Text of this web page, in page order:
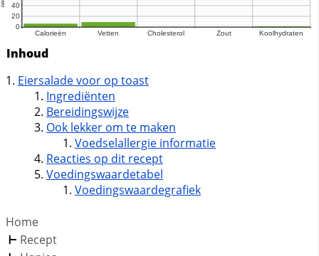
Inhoud
Eiersalade voor op toast
Ingrediënten
Bereidingswijze
Ook lekker om te maken
Voedselallergie informatie
Reacties op dit recept
Voedingswaardetabel
Voedingswaardegrafiek
Home
Recept